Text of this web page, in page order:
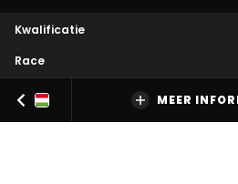
Kwalificatie
Race
MEER